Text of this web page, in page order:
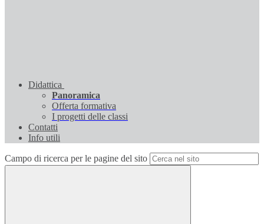
Didattica
Panoramica
Offerta formativa
I progetti delle classi
Contatti
Info utili
Campo di ricerca per le pagine del sito